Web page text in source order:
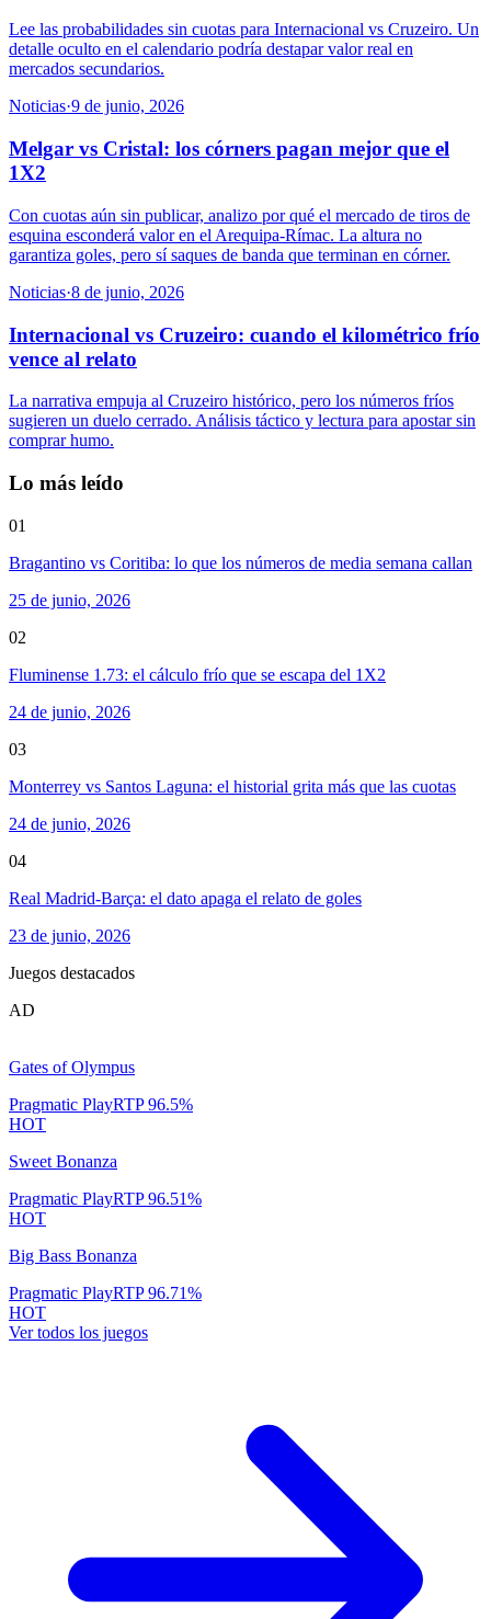
Lee las probabilidades sin cuotas para Internacional vs Cruzeiro. Un
detalle oculto en el calendario podría destapar valor real en
mercados secundarios.
Noticias·9 de junio, 2026
Melgar vs Cristal: los córners pagan mejor que el
1X2
Con cuotas aún sin publicar, analizo por qué el mercado de tiros de
esquina esconderá valor en el Arequipa-Rímac. La altura no
garantiza goles, pero sí saques de banda que terminan en córner.
Noticias·8 de junio, 2026
Internacional vs Cruzeiro: cuando el kilométrico frío
vence al relato
La narrativa empuja al Cruzeiro histórico, pero los números fríos
sugieren un duelo cerrado. Análisis táctico y lectura para apostar sin
comprar humo.
Lo más leído
01
Bragantino vs Coritiba: lo que los números de media semana callan
25 de junio, 2026
02
Fluminense 1.73: el cálculo frío que se escapa del 1X2
24 de junio, 2026
03
Monterrey vs Santos Laguna: el historial grita más que las cuotas
24 de junio, 2026
04
Real Madrid-Barça: el dato apaga el relato de goles
23 de junio, 2026
Juegos destacados
AD
Gates of Olympus
Pragmatic PlayRTP96.5%
HOT
Sweet Bonanza
Pragmatic PlayRTP96.51%
HOT
Big Bass Bonanza
Pragmatic PlayRTP96.71%
HOT
Ver todos los juegos